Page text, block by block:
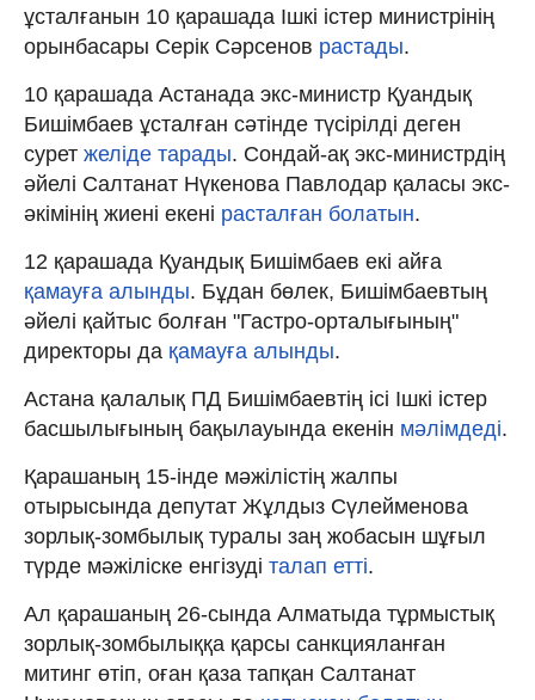
ұсталғанын 10 қарашада Ішкі істер министрінің
орынбасары Серік Сәрсенов растады.
10 қарашада Астанада экс-министр Қуандық
Бишімбаев ұсталған сәтінде түсірілді деген
сурет желіде тарады. Сондай-ақ экс-министрдің
әйелі Салтанат Нүкенова Павлодар қаласы экс-
әкімінің жиені екені расталған болатын.
12 қарашада Қуандық Бишімбаев екі айға
қамауға алынды. Бұдан бөлек, Бишімбаевтың
әйелі қайтыс болған "Гастро-орталығының"
директоры да қамауға алынды.
Астана қалалық ПД Бишімбаевтің ісі Ішкі істер
басшылығының бақылауында екенін мәлімдеді.
Қарашаның 15-інде мәжілістің жалпы
отырысында депутат Жұлдыз Сүлейменова
зорлық-зомбылық туралы заң жобасын шұғыл
түрде мәжіліске енгізуді талап етті.
Ал қарашаның 26-сында Алматыда тұрмыстық
зорлық-зомбылыққа қарсы санкцияланған
митинг өтіп, оған қаза тапқан Салтанат